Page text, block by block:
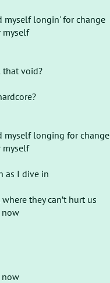
longin' for change
myself
that void?
longing for change
myself
as I dive in
they can’t hurt us
now
now